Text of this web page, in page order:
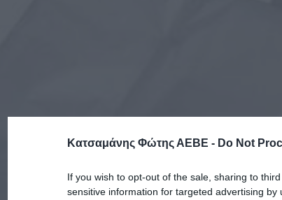
Κατσαμάνης Φώτης ΑΕΒΕ - Do Not
If you wish to opt-out of the sale, sharing to
sensitive information for targeted advertising